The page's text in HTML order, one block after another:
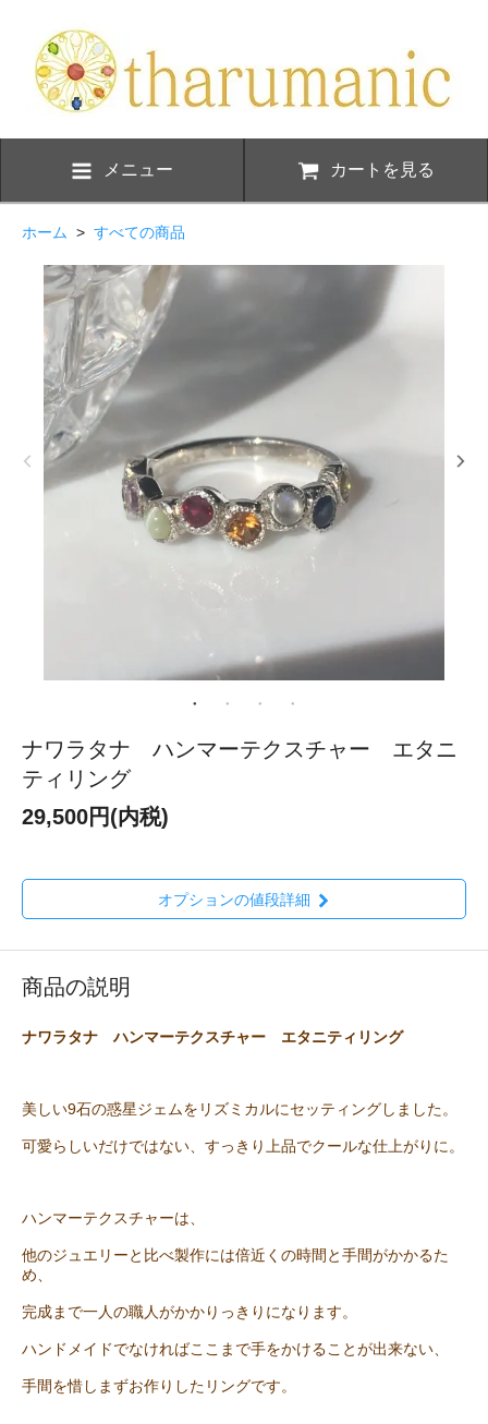
メニュー カートを見る
ホーム > すべての商品
ナワラタナ ハンマーテクスチャー エタニ
ティリング
29,500円(内税)
オプションの値段詳細
商品の説明
ナワラタナ ハンマーテクスチャー エタニティリング
美しい9石の惑星ジェムをリズミカルにセッティングしました。
可愛らしいだけではない、すっきり上品でクールな仕上がりに。
ハンマーテクスチャーは、
他のジュエリーと比べ製作には倍近くの時間と手間がかかるた
め、
完成まで一人の職人がかかりっきりになります。
ハンドメイドでなければここまで手をかけることが出来ない、
手間を惜しまずお作りしたリングです。